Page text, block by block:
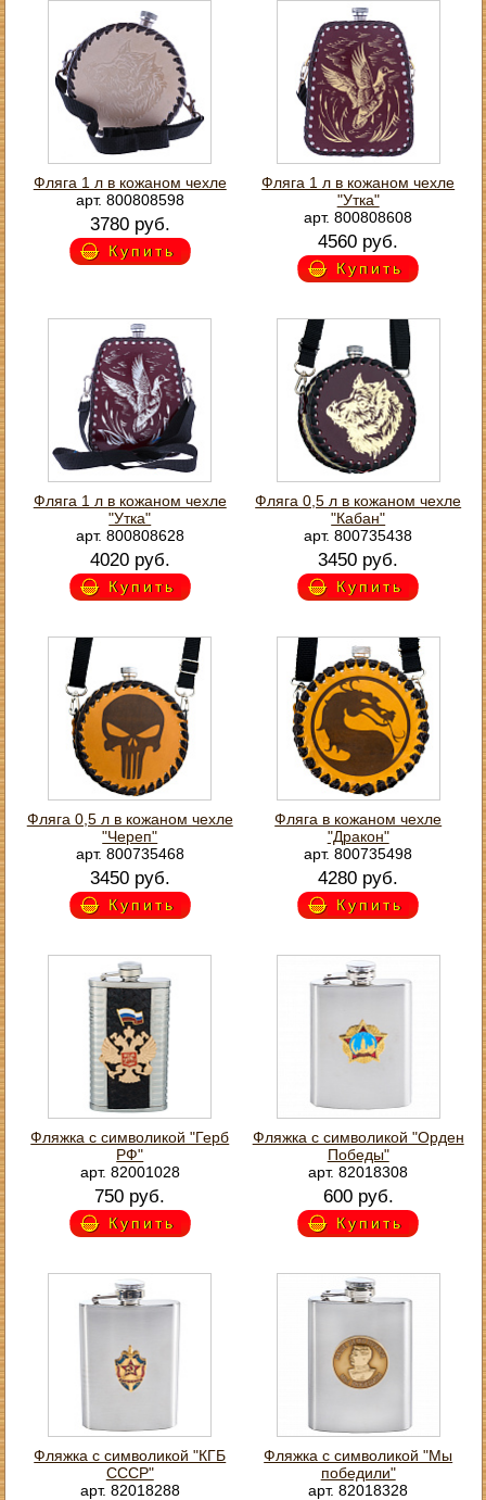
Фляга 1 л в кожаном чехле
арт. 800808598
3780 руб.
Купить
Фляга 1 л в кожаном чехле
"Утка"
арт. 800808608
4560 руб.
Купить
Фляга 1 л в кожаном чехле
"Утка"
арт. 800808628
4020 руб.
Купить
Фляга 0,5 л в кожаном чехле
"Кабан"
арт. 800735438
3450 руб.
Купить
Фляга 0,5 л в кожаном чехле
"Череп"
арт. 800735468
3450 руб.
Купить
Фляга в кожаном чехле
"Дракон"
арт. 800735498
4280 руб.
Купить
Фляжка с символикой "Герб
РФ"
арт. 82001028
750 руб.
Купить
Фляжка с символикой "Орден
Победы"
арт. 82018308
600 руб.
Купить
Фляжка с символикой "КГБ
СССР"
арт. 82018288
Фляжка с символикой "Мы
победили"
арт. 82018328